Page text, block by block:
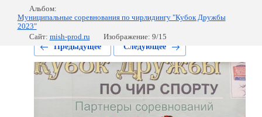
Альбом:
Муниципальные соревнования по чирлидингу "Кубок Дружбы
2023"
Сайт: mish-prod.ru
Изображение: 9/15
Предыдущее
Следующее